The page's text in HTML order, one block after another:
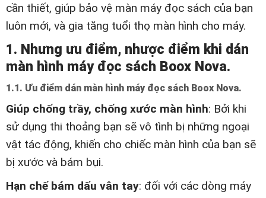
cần thiết, giúp bảo vệ màn máy đọc sách của bạn
luôn mới, và gia tăng tuổi thọ màn hình cho máy.
1. Nhưng ưu điểm, nhược điểm khi dán
màn hình máy đọc sách Boox Nova.
1.1. Ưu điểm dán màn hình máy đọc sách Boox Nova.
Giúp chống trầy, chống xước màn hình: Bởi khi
sử dụng thi thoảng bạn sẽ vô tình bị những ngoại
vật tác động, khiến cho chiếc màn hình của bạn sẽ
bị xước và bám bụi.
Hạn chế bám dấu vân tay: đối với các dòng máy